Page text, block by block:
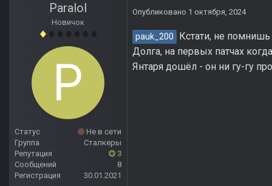
Paralol
Новичок
Статус
Не в сети
Группа
Сталкеры
Репутация
3
Сообщений
8
Регистрация
30.01.2021
Опубликовано 1 октября, 2024
pauk_200
Кстати, не
Долга, на первых патчах
Янтаря дошёл - он ни гу-гу